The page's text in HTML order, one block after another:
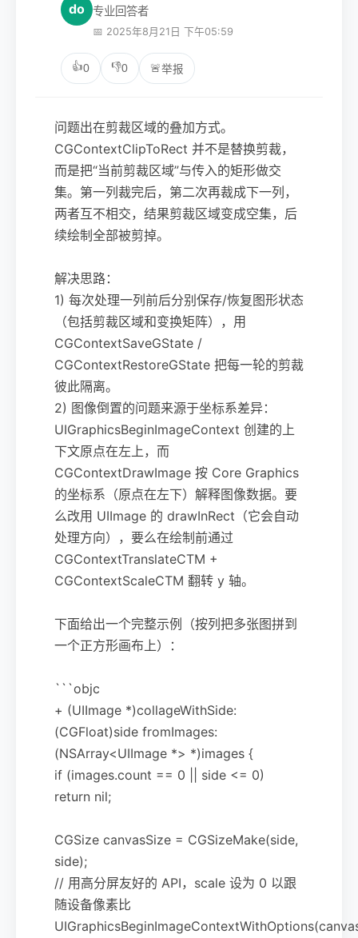
do 专业回答者
📅 2025年8月21日 下午05:59
👍0 👎0 🚨举报
问题出在剪裁区域的叠加方式。
CGContextClipToRect 并不是替换剪裁，
而是把“当前剪裁区域”与传入的矩形做交
集。第一列裁完后，第二次再裁成下一列，
两者互不相交，结果剪裁区域变成空集，后
续绘制全部被剪掉。
解决思路：
1) 每次处理一列前后分别保存/恢复图形状态
（包括剪裁区域和变换矩阵），用
CGContextSaveGState /
CGContextRestoreGState 把每一轮的剪裁
彼此隔离。
2) 图像倒置的问题来源于坐标系差异：
UIGraphicsBeginImageContext 创建的上
下文原点在左上，而
CGContextDrawImage 按 Core Graphics
的坐标系（原点在左下）解释图像数据。要
么改用 UIImage 的 drawInRect（它会自动
处理方向），要么在绘制前通过
CGContextTranslateCTM +
CGContextScaleCTM 翻转 y 轴。
下面给出一个完整示例（按列把多张图拼到
一个正方形画布上）：
```objc
+ (UIImage *)collageWithSide:
(CGFloat)side fromImages:
(NSArray<UIImage *> *)images {
if (images.count == 0 || side <= 0)
return nil;
CGSize canvasSize = CGSizeMake(side,
side);
// 用高分屏友好的 API，scale 设为 0 以跟
随设备像素比